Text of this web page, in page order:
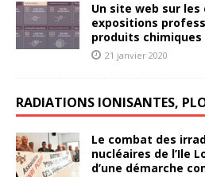
Un site web sur
expositions
produits chimiques
21 janvier 2020
RADIATIONS IONISANTES,
Le combat des
nucléaires de l’Ile
d’une démarche